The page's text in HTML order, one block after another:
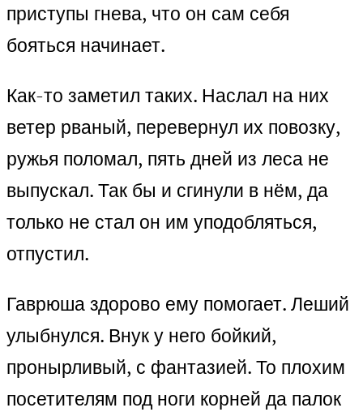
приступы гнева, что он сам себя
бояться начинает.
Как-то заметил таких. Наслал на них
ветер рваный, перевернул их повозку,
ружья поломал, пять дней из леса не
выпускал. Так бы и сгинули в нём, да
только не стал он им уподобляться,
отпустил.
Гаврюша здорово ему помогает. Леший
улыбнулся. Внук у него бойкий,
пронырливый, с фантазией. То плохим
посетителям под ноги корней да палок